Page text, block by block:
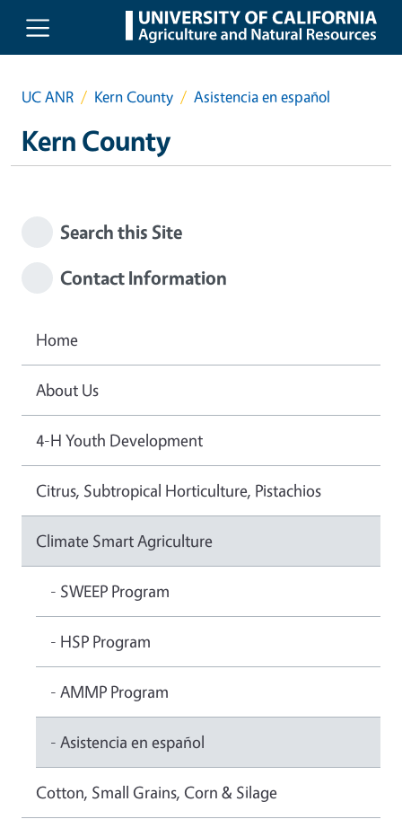
Skip to main content
UC ANR Kern County Asistencia en español
Kern County
Search this Site
Contact Information
Home
About Us
4-H Youth Development
Citrus, Subtropical Horticulture, Pistachios
Climate Smart Agriculture
- SWEEP Program
- HSP Program
- AMMP Program
- Asistencia en español
Cotton, Small Grains, Corn & Silage